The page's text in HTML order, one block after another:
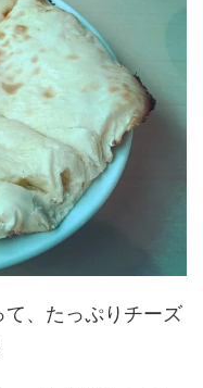
、たっぷりチーズ